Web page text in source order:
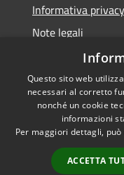
Informativa privacy
Note legali
Dichiarazione di
RSS
Accessibilità
Questo sito web
necessari al corretto
nonché un cookie
informazioni
Per maggiori dettagli,
ACCETTA